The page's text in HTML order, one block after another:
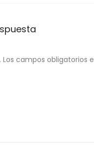
Los campos obligatorios